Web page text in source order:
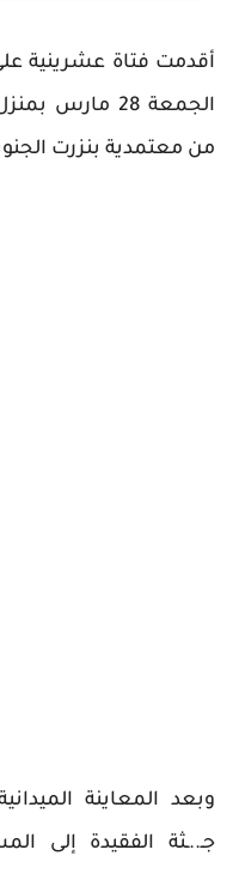
أقدمت فتاة عشرينية على
الجمعة 28
من معتمدية بنزرت
وبعد المعاينة
جـ..ـثة الفقيدة إلى